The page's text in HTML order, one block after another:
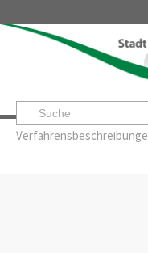
Startseite»
Leben & Erleben